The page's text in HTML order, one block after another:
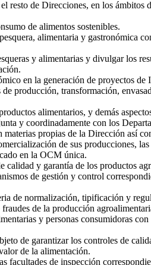
de Direcciones, en los ámbitos
de alimentos sostenibles.
alimentaria y gastronómica
y alimentarias y divulgar los
en la generación de proyectos de
producción, transformación,
alimentarios, y demás
y coordinadamente con los
propias de la Dirección así
de sus producciones,
en la OCM única.
y garantía de los productos
de gestión y control
de normalización, tipificación y
de la producción
y personas consumidoras
de garantizar los controles de
de la alimentación.
facultades de inspección